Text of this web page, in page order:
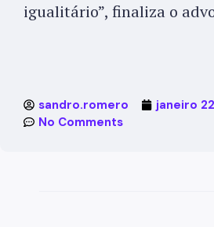
igualitário”, finaliza o
sandro.romero janeiro
No Comments